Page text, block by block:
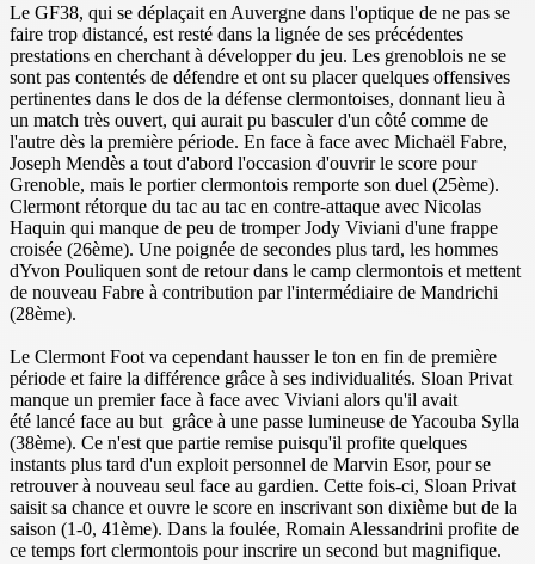
Le GF38, qui se déplaçait en Auvergne dans l'optique de ne pas se
faire trop distancé, est resté dans la lignée de ses précédentes
prestations en cherchant à développer du jeu. Les grenoblois ne se
sont pas contentés de défendre et ont su placer quelques offensives
pertinentes dans le dos de la défense clermontoises, donnant lieu à
un match très ouvert, qui aurait pu basculer d'un côté comme de
l'autre dès la première période. En face à face avec Michaël Fabre,
Joseph Mendès a tout d'abord l'occasion d'ouvrir le score pour
Grenoble, mais le portier clermontois remporte son duel (25ème).
Clermont rétorque du tac au tac en contre-attaque avec Nicolas
Haquin qui manque de peu de tromper Jody Viviani d'une frappe
croisée (26ème). Une poignée de secondes plus tard, les hommes
dYvon Pouliquen sont de retour dans le camp clermontois et mettent
de nouveau Fabre à contribution par l'intermédiaire de Mandrichi
(28ème).
Le Clermont Foot va cependant hausser le ton en fin de première
période et faire la différence grâce à ses individualités. Sloan Privat
manque un premier face à face avec Viviani alors qu'il avait
été lancé face au but grâce à une passe lumineuse de Yacouba Sylla
(38ème). Ce n'est que partie remise puisqu'il profite quelques
instants plus tard d'un exploit personnel de Marvin Esor, pour se
retrouver à nouveau seul face au gardien. Cette fois-ci, Sloan Privat
saisit sa chance et ouvre le score en inscrivant son dixième but de la
saison (1-0, 41ème). Dans la foulée, Romain Alessandrini profite de
ce temps fort clermontois pour inscrire un second but magnifique.